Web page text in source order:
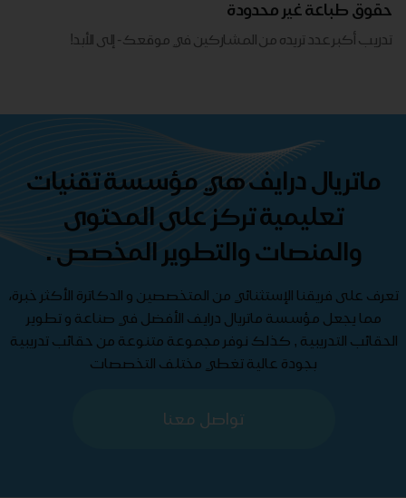
حقوق طباعة غير محدودة
تدريب أكبر عدد تريده من المشاركين في موقعك - ​​إلى الأبد!
ماتريال درايف هي مؤسسة تقنيات
تعليمية تركز على المحتوى
والمنصات والتطوير المخصص .
تعرف على فريقنا الإستثنائي من المتخصصين و الدكاترة الأكثر خبرة،
مما يجعل مؤسسة ماتريال درايف الأفضل في صناعة و تطوير
الحقائب التدريبية , كذلك نوفر مجموعة متنوعة من حقائب تدريبية
بجودة عالية تغطي مختلف التخصصات
تواصل معنا